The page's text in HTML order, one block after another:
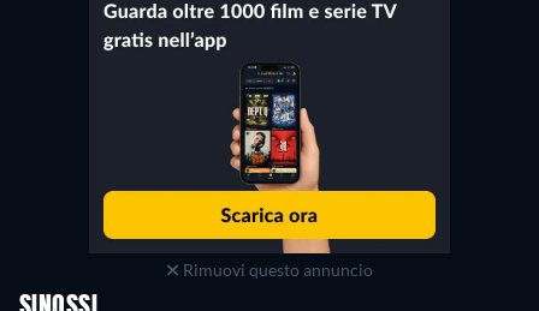
Rimuovi questo annuncio